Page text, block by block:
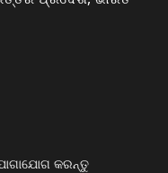
କରନ୍ତୁ